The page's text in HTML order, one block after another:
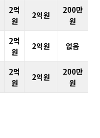
2억
원
2억원
200만
원
2억
원
2억원 없음
2억
원
2억원
200만
원